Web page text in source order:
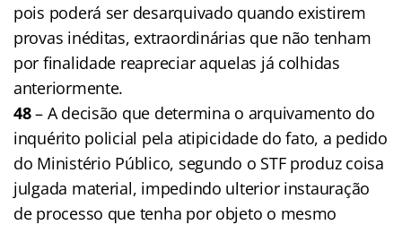
pois poderá ser desarquivado quando existirem
provas inéditas, extraordinárias que não tenham
por finalidade reapreciar aquelas já colhidas
anteriormente.
48– A decisão que determina o arquivamento do
inquérito policial pela atipicidade do fato, a pedido
do Ministério Público, segundo o STF produz coisa
julgada material, impedindo ulterior instauração
de processo que tenha por objeto o mesmo